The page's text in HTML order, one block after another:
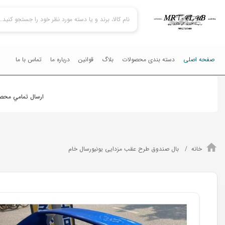
صفحه اصلی دسته بندی محصولات بلاگ قوانین درباره ما تماس با ما
ارسال تمامي محصولات به
خانه بال صندوق طرح عقب مزدایی یونیورسال خام